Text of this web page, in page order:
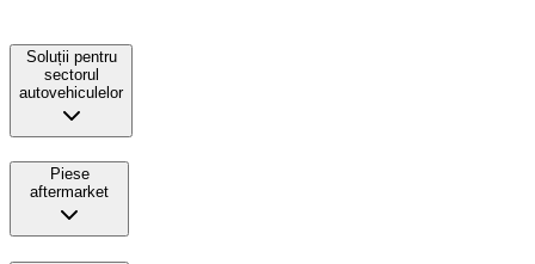
Soluții pentru
sectorul
autovehiculelor
Piese
aftermarket